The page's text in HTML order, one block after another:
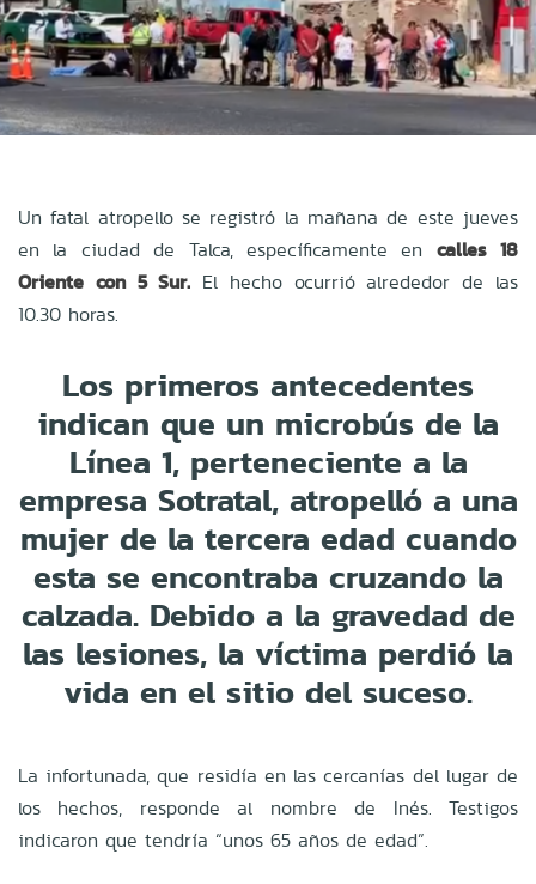
Un fatal atropello se registró la mañana de este jueves
en la ciudad de Talca, específicamente en calles 18
Oriente con 5 Sur. El hecho ocurrió alrededor de las
10.30 horas.
Los primeros antecedentes
indican que un microbús de la
Línea 1, perteneciente a la
empresa Sotratal, atropelló a una
mujer de la tercera edad cuando
esta se encontraba cruzando la
calzada. Debido a la gravedad de
las lesiones, la víctima perdió la
vida en el sitio del suceso.
La infortunada, que residía en las cercanías del lugar de
los hechos, responde al nombre de Inés. Testigos
indicaron que tendría “unos 65 años de edad”.